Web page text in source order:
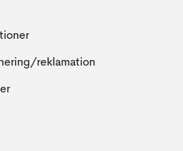
reklamation